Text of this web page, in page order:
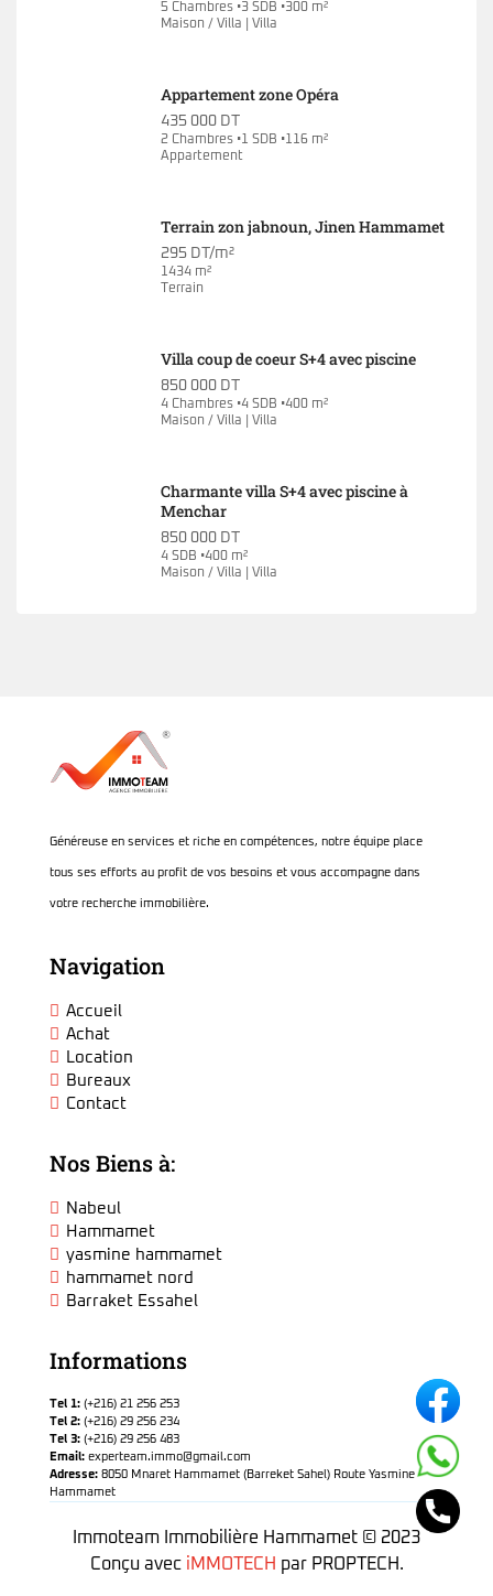
5 Chambres •3 SDB •300 m²
Maison / Villa | Villa
Appartement zone Opéra
435 000 DT
2 Chambres •1 SDB •116 m²
Appartement
Terrain zon jabnoun, Jinen Hammamet
295 DT/m²
1434 m²
Terrain
Villa coup de coeur S+4 avec piscine
850 000 DT
4 Chambres •4 SDB •400 m²
Maison / Villa | Villa
Charmante villa S+4 avec piscine à
Menchar
850 000 DT
4 SDB •400 m²
Maison / Villa | Villa
Généreuse en services et riche en compétences, notre équipe place
tous ses efforts au profit de vos besoins et vous accompagne dans
votre recherche immobilière.
Navigation
Accueil
Achat
Location
Bureaux
Contact
Nos Biens à:
Nabeul
Hammamet
yasmine hammamet
hammamet nord
Barraket Essahel
Informations
Tel 1: (+216) 21 256 253
Tel 2: (+216) 29 256 234
Tel 3: (+216) 29 256 483
Email: experteam.immo@gmail.com
Adresse: 8050 Mnaret Hammamet (Barreket Sahel) Route Yasmine
Hammamet
Immoteam Immobilière Hammamet © 2023
Conçu avec iMMOTECH par PROPTECH.